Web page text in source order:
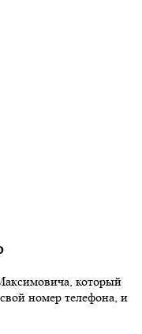
который
номер телефона, и